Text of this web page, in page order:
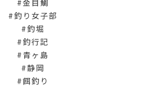
釣り女子部
釣堀
釣行記
青ヶ島
静岡
餌釣り